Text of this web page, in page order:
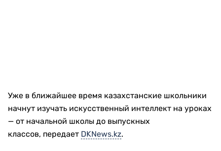
Уже в ближайшее время казахстанские школьники
начнут изучать искусственный интеллект на уроках
— от начальной школы до выпускных
классов, передает DKNews.kz.